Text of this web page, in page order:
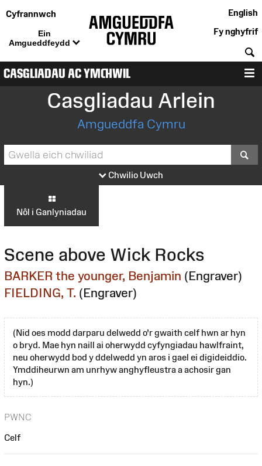
Cyfrannwch
Ein
Amgueddfeydd
English
Fy nghyfrif
CASGLIADAU AC YMCHWIL
Casgliadau Arlein
Amgueddfa Cymru
Chwilio Uwch
Nôl i Ganlyniadau
Scene above Wick Rocks
BARKER the younger, Benjamin (Engraver)
FIELDING, T. (Engraver)
(Nid oes modd darparu delwedd o'r gwaith celf hwn ar hyn
o bryd. Mae hyn naill ai oherwydd cyfyngiadau hawlfraint,
neu oherwydd bod y ddelwedd yn aros i gael ei digideiddio.
Ymddiheurwn am unrhyw anghyfleustra a achosir gan
hyn.)
PWNC
Celf